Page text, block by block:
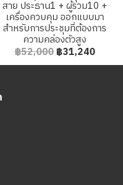
สาย ประธาน1 + ผู้ร่วม10 +
เครื่องควบคุม ออกแบบมา
สำหรับการประชุมที่ต้องการ
ความคล่องตัวสูง
฿52,000 ฿31,240